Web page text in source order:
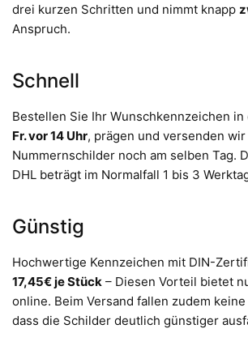
drei kurzen Schritten und nimmt knapp
Anspruch.
Schnell
Bestellen Sie Ihr Wunschkennzeichen in
Fr. vor 14 Uhr, prägen und versenden
Nummernschilder noch am selben Tag.
DHL beträgt im Normalfall 1 bis 3
Günstig
Hochwertige Kennzeichen mit DIN-
17,45€ je Stück – Diesen Vorteil bietet
online. Beim Versand fallen zudem
dass die Schilder deutlich günstiger